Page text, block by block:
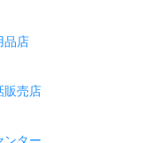
品店
販売店
ンター